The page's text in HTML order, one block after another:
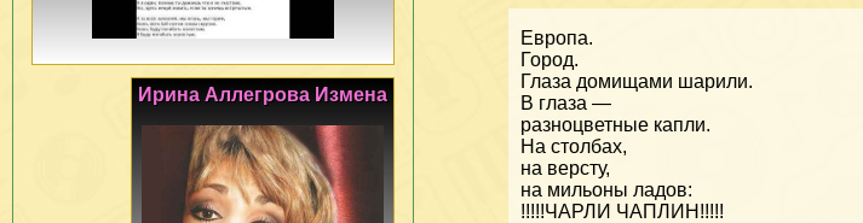
Европа.
Город.
Глаза домищами шарили.
В глаза —
разноцветные капли.
На столбах,
на версту,
на мильоны ладов:
!!!!!ЧАРЛИ ЧАПЛИН!!!!!
Ирина Аллегрова Измена